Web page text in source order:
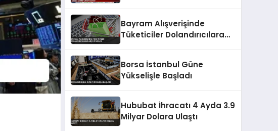
Bayram Alışverişinde
Tüketiciler Dolandırıcılara
Borsa İstanbul Güne
Yükselişle Başladı
Hububat İhracatı 4 Ayda 3.9
Milyar Dolara Ulaştı